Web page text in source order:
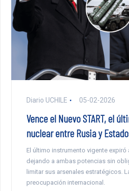
Diario UCHILE 05-02-2026
Vence el Nuevo START, el
nuclear entre Rusia y
El último instrumento vigente expiró
dejando a ambas potencias sin
limitar sus arsenales estratégicos.
preocupación internacional.